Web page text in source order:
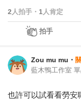
2 人拍手 ・ 1 人肯定
拍手
Zou mu mu ・
藍木鴨工作室
也許可以試看看勞安